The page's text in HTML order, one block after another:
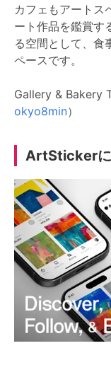
カフェもアートス
ート作品を鑑賞す
る空間として、食
ペースです。
Gallery & Bakery
okyo8min）
ArtSticker